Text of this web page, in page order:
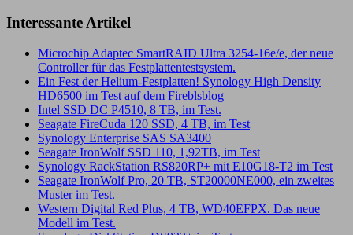
Interessante Artikel
Microchip Adaptec SmartRAID Ultra 3254-16e/e, der neue
Controller für das Festplattentestsystem.
Ein Fest der Helium-Festplatten! Synology High Density
HD6500 im Test auf dem Fireblsblog
Intel SSD DC P4510, 8 TB, im Test.
Seagate FireCuda 120 SSD, 4 TB, im Test
Synology Enterprise SAS SA3400
Seagate IronWolf SSD 110, 1,92TB, im Test
Synology RackStation RS820RP+ mit E10G18-T2 im Test
Seagate IronWolf Pro, 20 TB, ST20000NE000, ein zweites
Muster im Test.
Western Digital Red Plus, 4 TB, WD40EFPX. Das neue
Modell im Test.